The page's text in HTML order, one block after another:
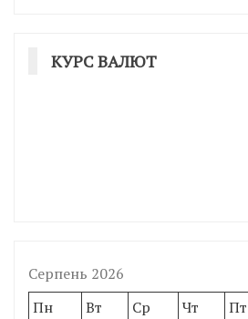
КУРС ВАЛЮТ
Серпень 2026
Пн
Вт Ср Чт Пт